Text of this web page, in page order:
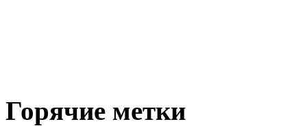
Горячие метки